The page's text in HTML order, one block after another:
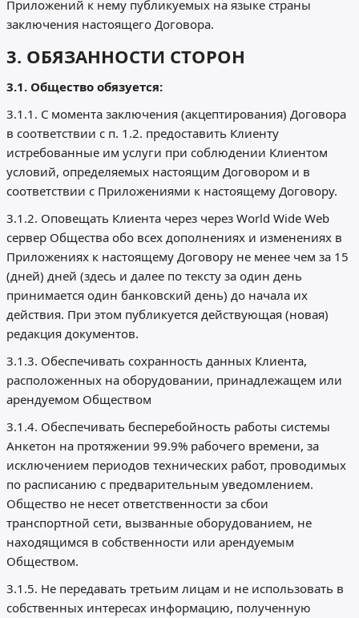
Приложений к нему публикуемых на языке страны
заключения настоящего Договора.
3. ОБЯЗАННОСТИ СТОРОН
3.1. Общество обязуется:
3.1.1. С момента заключения (акцептирования) Договора
в соответствии с п. 1.2. предоставить Клиенту
истребованные им услуги при соблюдении Клиентом
условий, определяемых настоящим Договором и в
соответствии с Приложениями к настоящему Договору.
3.1.2. Оповещать Клиента через через World Wide Web
сервер Общества обо всех дополнениях и изменениях в
Приложениях к настоящему Договору не менее чем за 15
(дней) дней (здесь и далее по тексту за один день
принимается один банковский день) до начала их
действия. При этом публикуется действующая (новая)
редакция документов.
3.1.3. Обеспечивать сохранность данных Клиента,
расположенных на оборудовании, принадлежащем или
арендуемом Обществом
3.1.4. Обеспечивать бесперебойность работы системы
Анкетон на протяжении 99.9% рабочего времени, за
исключением периодов технических работ, проводимых
по расписанию с предварительным уведомлением.
Общество не несет ответственности за сбои
транспортной сети, вызванные оборудованием, не
находящимся в собственности или арендуемым
Обществом.
3.1.5. Не передавать третьим лицам и не использовать в
собственных интересах информацию, полученную